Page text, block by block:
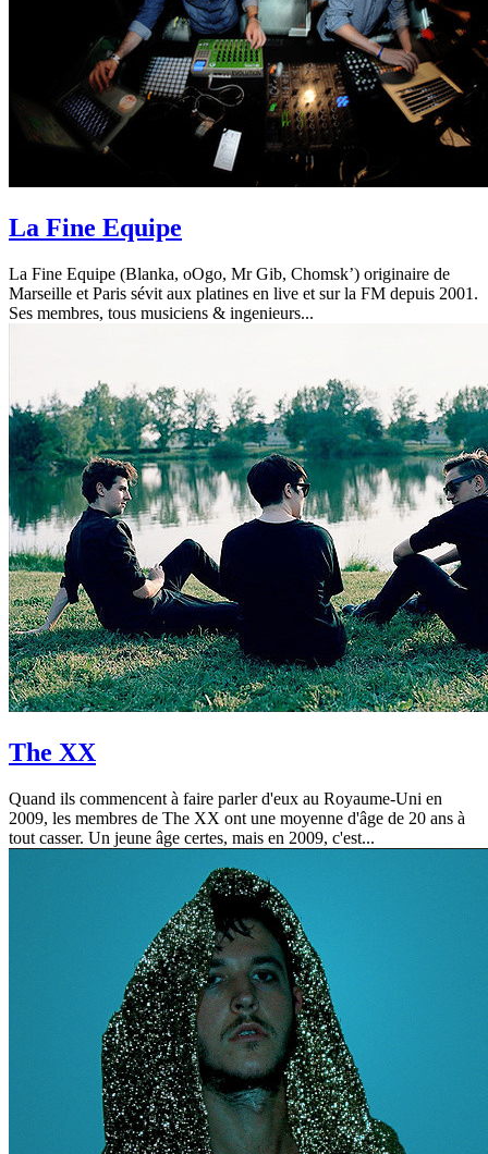
La Fine Equipe
La Fine Equipe (Blanka, oOgo, Mr Gib, Chomsk’) originaire de
Marseille et Paris sévit aux platines en live et sur la FM depuis 2001.
Ses membres, tous musiciens & ingenieurs...
The XX
Quand ils commencent à faire parler d'eux au Royaume-Uni en
2009, les membres de The XX ont une moyenne d'âge de 20 ans à
tout casser. Un jeune âge certes, mais en 2009, c'est...